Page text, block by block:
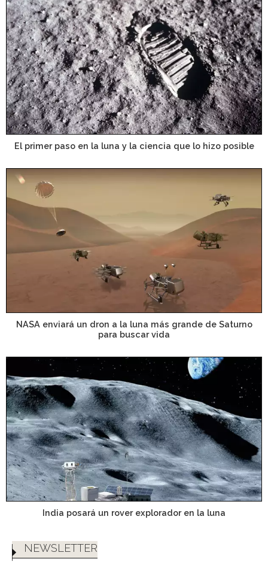
El primer paso en la luna y la ciencia que lo hizo posible
NASA enviará un dron a la luna más grande de Saturno
para buscar vida
India posará un rover explorador en la luna
NEWSLETTER